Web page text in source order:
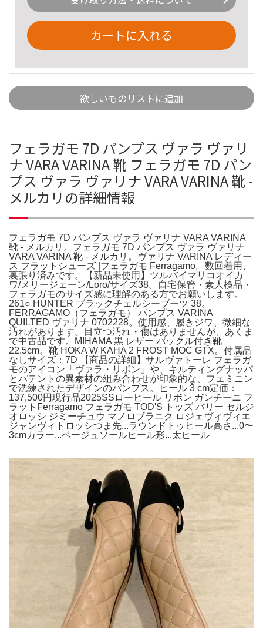
カートに入れる
欲しいものリストに追加
フェラガモ 7D パンプス ヴァラ ヴァリ
ナ VARA VARINA 靴 フェラガモ 7D パン
プス ヴァラ ヴァリナ VARA VARINA 靴 -
メルカリの詳細情報
フェラガモ 7D パンプス ヴァラ ヴァリナ VARA VARINA
靴 - メルカリ。フェラガモ 7D パンプス ヴァラ ヴァリナ
VARA VARINA 靴 - メルカリ。ヴァリナ VARINA レディー
ス フラットシューズ |フェラガモ Ferragamo。数回着用、
裏張り済みです。【新品未使用】ツルバイマリコオイカ
ワ/メリージェーン/Loro/サイズ38。自宅保管・素人検品・
フェラガモのサイズ感に理解のある方でお願いします。
261○ HUNTER ブラックチェルシーブーツ 38。
FERRAGAMO（フェラガモ） パンプス VARINA
QUILTED ヴァリナ 0702228。使用感、履きジワ、微細な
汚れがあります。目立つ汚れ・傷はありませんが、あくま
で中古品です。MIHAMA 黒 レザー バックル付き靴
22.5cm。靴 HOKA W KAHA 2 FROST MOC GTX。付属品
なしサイズ：7D 【商品の詳細】サルヴァトーレ フェラガ
モのアイコン「ヴァラ・リボン」や、キルティングナッパ
とパテントの異素材の組み合わせが印象的な、フェミニン
で洗練されたデザインのパンプス。ヒール 3 cm定価：
137,500円現行品2025SSローヒール リボン ガンチーニ フ
ラットFerragamo フェラガモ TOD'S トッズ バリー セルジ
オロッシ ジミーチュウ マノロブラニク ロジェヴィヴィエ
ジャンヴィトロッシつま先...ラウンドトゥヒール高さ...0〜
3cmカラー...ベージュソールヒール形...太ヒール